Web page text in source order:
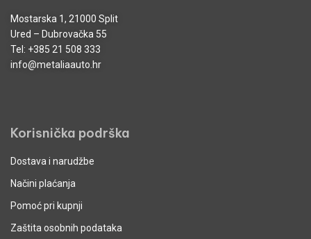
Mostarska 1, 21000 Split
Ured – Dubrovačka 55
Tel: +385 21 508 333
info@metaliaauto.hr
Korisnička podrška
Dostava i narudžbe
Načini plaćanja
Pomoć pri kupnji
Zaštita osobnih podataka